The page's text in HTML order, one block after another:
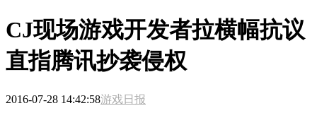
CJ现场游戏开发者拉横幅抗议
直指腾讯抄袭侵权
2016-07-28 14:42:58游戏日报